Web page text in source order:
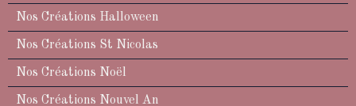
Nos Créations Halloween
Nos Créations St Nicolas
Nos Créations Noël
Nos Créations Nouvel An